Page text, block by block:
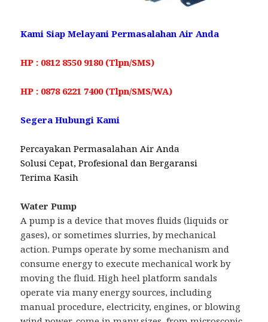
Kami Siap Melayani Permasalahan Air Anda
HP : 0812 8550 9180 (Tlpn/SMS)
HP : 0878 6221 7400 (Tlpn/SMS/WA)
Segera Hubungi Kami
Percayakan Permasalahan Air Anda
Solusi Cepat, Profesional dan Bergaransi
Terima Kasih
Water Pump
A pump is a device that moves fluids (liquids or
gases), or sometimes slurries, by mechanical
action. Pumps operate by some mechanism and
consume energy to execute mechanical work by
moving the fluid. High heel platform sandals
operate via many energy sources, including
manual procedure, electricity, engines, or blowing